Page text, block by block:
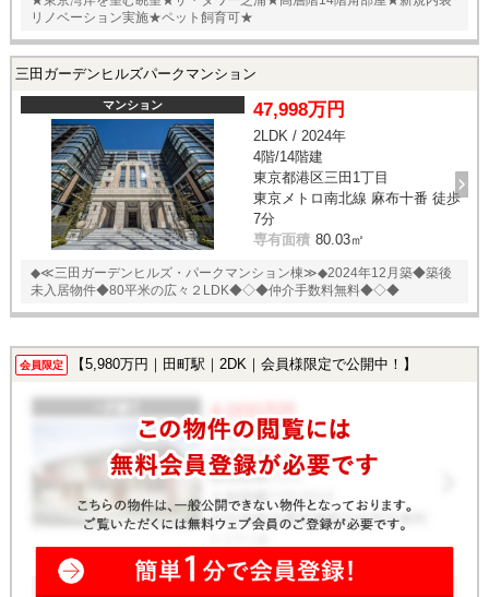
リノベーション実施★ペット飼育可★
三田ガーデンヒルズパークマンション
マンション 47,998万円
2LDK / 2024年
4階/14階建
東京都港区三田1丁目
東京メトロ南北線 麻布十番 徒歩
7分
専有面積 80.03㎡
◆≪三田ガーデンヒルズ・パークマンション棟≫◆2024年12月築◆築後
未入居物件◆80平米の広々２LDK◆◇◆仲介手数料無料◆◇◆
会員限定 【5,980万円｜田町駅｜2DK｜会員様限定で公開中！】